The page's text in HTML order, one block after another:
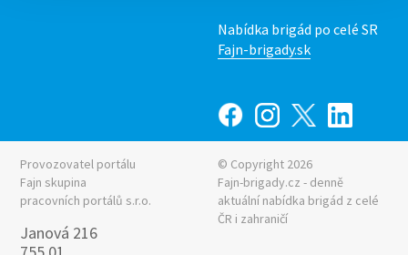
Nabídka brigád po celé SR
Fajn-brigady.sk
Provozovatel portálu
Fajn skupina
pracovních portálů s.r.o.
Janová 216
© Copyright 2026
Fajn-brigady.cz - denně
aktuální nabídka brigád z celé
ČR i zahraničí